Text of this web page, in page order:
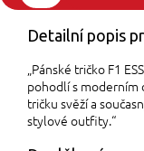
Detailní popis
„Pánské tričko F1
pohodlí s moderním
tričku svěží a
stylové outfity.“